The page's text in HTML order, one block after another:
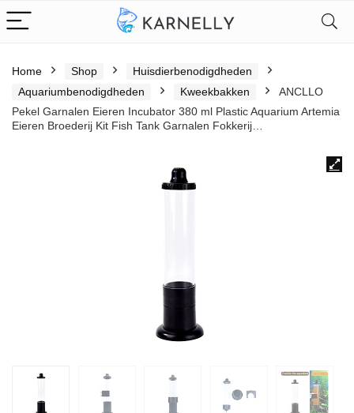
Home Shop
Huisdierbenodigdheden
Aquariumbenodigdheden
Kweekbakken
ANCLLO
Pekel Garnalen Eieren Incubator 380 ml Plastic Aquarium Artemia
Eieren Broederij Kit Fish Tank Garnalen Fokkerij…